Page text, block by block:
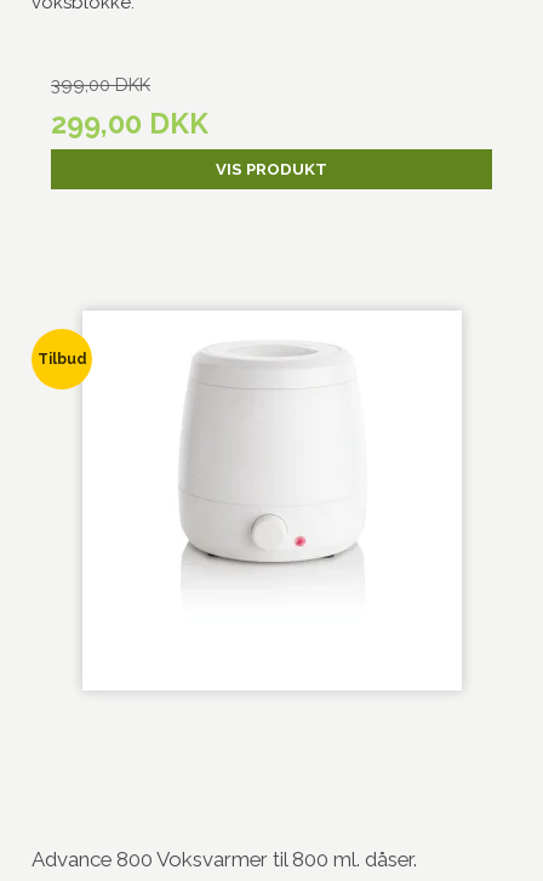
399,00 DKK
299,00 DKK
VIS PRODUKT
Tilbud
Advance 800 Voksvarmer til 800 ml. dåser.